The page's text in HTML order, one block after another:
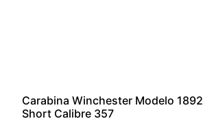
Carabina Winchester Modelo 1892
Short Calibre 357